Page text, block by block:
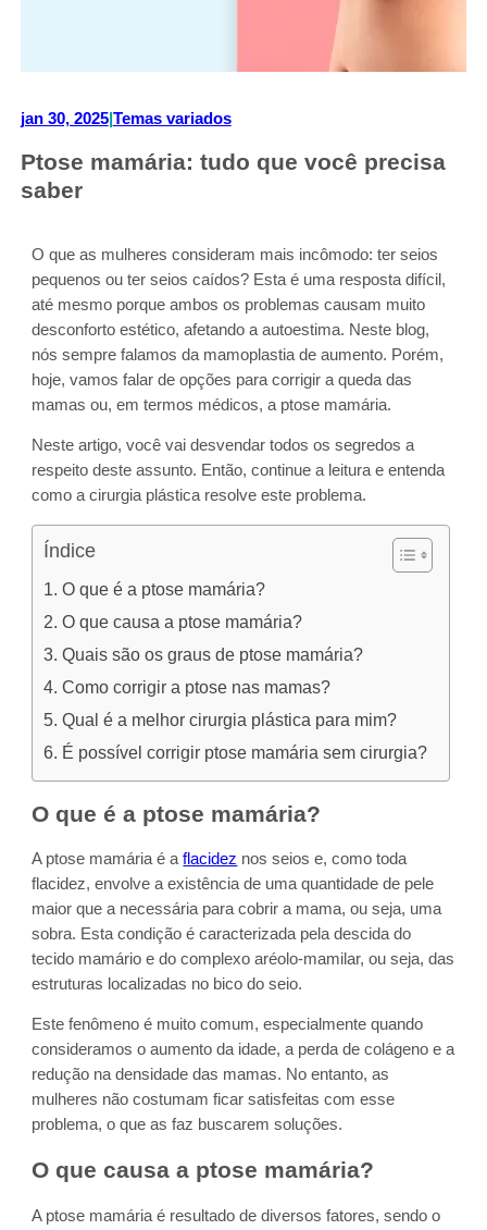
jan 30, 2025| Temas variados
Ptose mamária: tudo que você precisa
saber
O que as mulheres consideram mais incômodo: ter seios
pequenos ou ter seios caídos? Esta é uma resposta difícil,
até mesmo porque ambos os problemas causam muito
desconforto estético, afetando a autoestima. Neste blog,
nós sempre falamos da mamoplastia de aumento. Porém,
hoje, vamos falar de opções para corrigir a queda das
mamas ou, em termos médicos, a ptose mamária.
Neste artigo, você vai desvendar todos os segredos a
respeito deste assunto. Então, continue a leitura e entenda
como a cirurgia plástica resolve este problema.
Índice
O que é a ptose mamária?
O que causa a ptose mamária?
Quais são os graus de ptose mamária?
Como corrigir a ptose nas mamas?
Qual é a melhor cirurgia plástica para mim?
É possível corrigir ptose mamária sem cirurgia?
O que é a ptose mamária?
A ptose mamária é aflacidez nos seios e, como toda
flacidez, envolve a existência de uma quantidade de pele
maior que a necessária para cobrir a mama, ou seja, uma
sobra. Esta condição é caracterizada pela descida do
tecido mamário e do complexo aréolo-mamilar, ou seja, das
estruturas localizadas no bico do seio.
Este fenômeno é muito comum, especialmente quando
consideramos o aumento da idade, a perda de colágeno e a
redução na densidade das mamas. No entanto, as
mulheres não costumam ficar satisfeitas com esse
problema, o que as faz buscarem soluções.
O que causa a ptose mamária?
A ptose mamária é resultado de diversos fatores, sendo o